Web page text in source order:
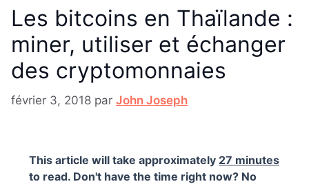
Les bitcoins en Thaïlande :
miner, utiliser et échanger
des cryptomonnaies
février 3, 2018 par John Joseph
This article will take approximately 27 minutes
to read. Don't have the time right now? No